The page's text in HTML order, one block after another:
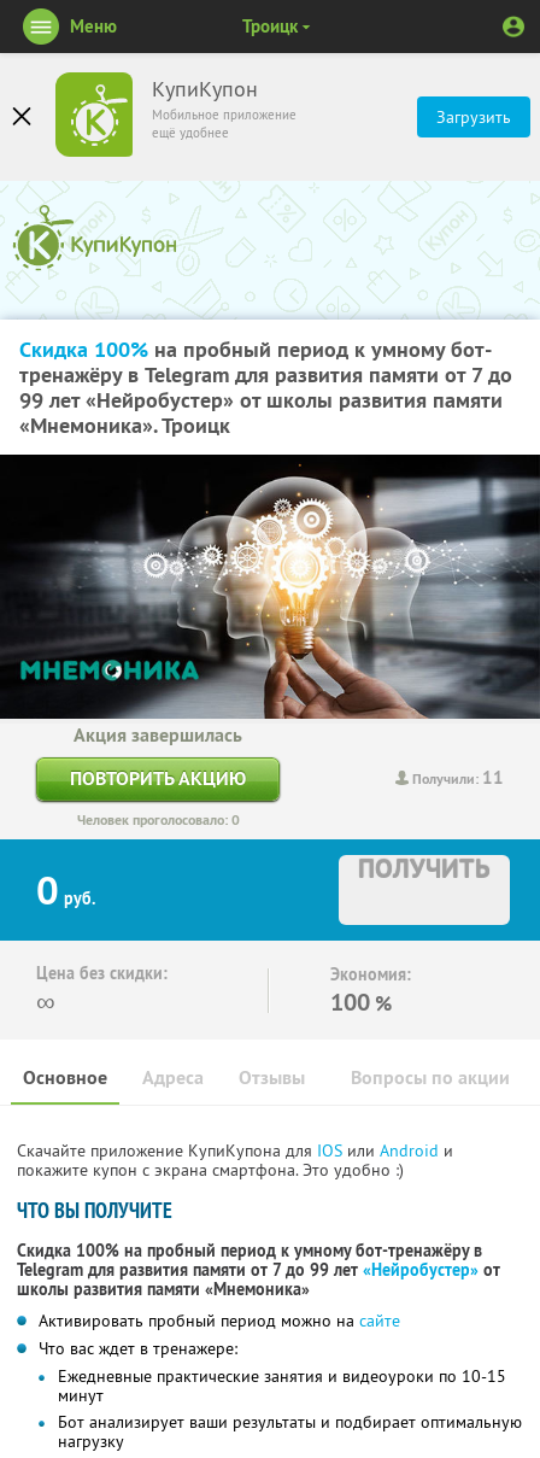
КупиКупон
Мобильное приложение
ещё удобнее
Загрузить
Меню Троицк
Скидка 100% на пробный период к умному бот-
тренажёру в Telegram для развития памяти от 7 до
99 лет «Нейробустер» от школы развития памяти
«Мнемоника». Троицк
Получили: 11
Акция завершилась
ПОВТОРИТЬ АКЦИЮ
Человек проголосовало: 0
0 руб.
ПОЛУЧИТЬ
Цена без скидки:
∞
Экономия:
100 %
Основное Отзывы Вопросы по акции
Адреса
Скачайте приложение КупиКупона для IOS или Android и
покажите купон с экрана смартфона. Это удобно :)
ЧТО ВЫ ПОЛУЧИТЕ
Скидка 100% на пробный период к умному бот-тренажёру в
Telegram для развития памяти от 7 до 99 лет «Нейробустер» от
школы развития памяти «Мнемоника»
Активировать пробный период можно на сайте
Что вас ждет в тренажере:
Ежедневные практические занятия и видеоуроки по 10-15
минут
Бот анализирует ваши результаты и подбирает оптимальную
нагрузку